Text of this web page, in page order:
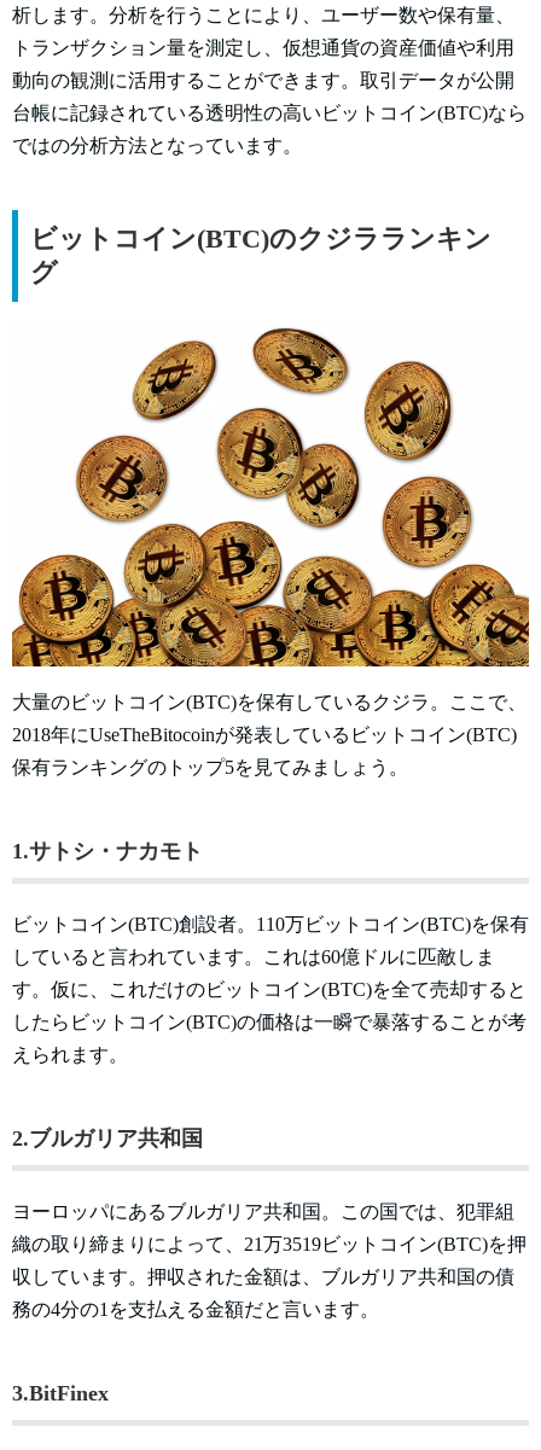
析します。分析を行うことにより、ユーザー数や保有量、
トランザクション量を測定し、仮想通貨の資産価値や利用
動向の観測に活用することができます。取引データが公開
台帳に記録されている透明性の高いビットコイン(BTC)なら
ではの分析方法となっています。
ビットコイン(BTC)のクジラランキン
グ
大量のビットコイン(BTC)を保有しているクジラ。ここで、
2018年にUseTheBitocoinが発表しているビットコイン(BTC)
保有ランキングのトップ5を見てみましょう。
1.サトシ・ナカモト
ビットコイン(BTC)創設者。110万ビットコイン(BTC)を保有
していると言われています。これは60億ドルに匹敵しま
す。仮に、これだけのビットコイン(BTC)を全て売却すると
したらビットコイン(BTC)の価格は一瞬で暴落することが考
えられます。
2.ブルガリア共和国
ヨーロッパにあるブルガリア共和国。この国では、犯罪組
織の取り締まりによって、21万3519ビットコイン(BTC)を押
収しています。押収された金額は、ブルガリア共和国の債
務の4分の1を支払える金額だと言います。
3.BitFinex